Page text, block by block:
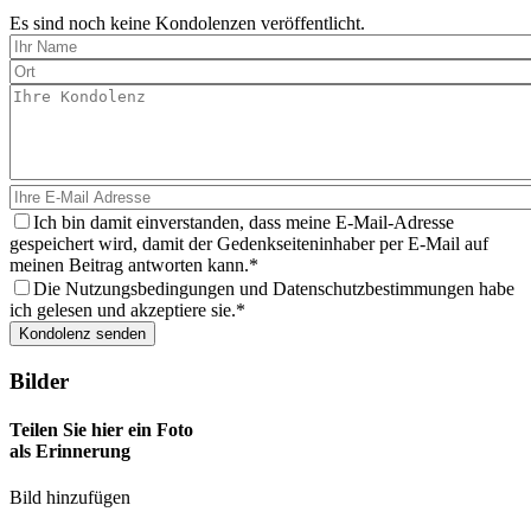
Es sind noch keine Kondolenzen veröffentlicht.
Ich bin damit einverstanden, dass meine E-Mail-Adresse
gespeichert wird, damit der Gedenkseiteninhaber per E-Mail auf
meinen Beitrag antworten kann.
Die Nutzungsbedingungen und Datenschutzbestimmungen habe
ich gelesen und akzeptiere sie.
Bilder
Teilen Sie hier ein Foto
als Erinnerung
Bild hinzufügen